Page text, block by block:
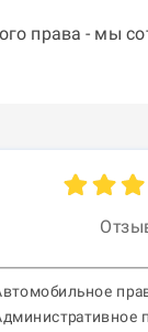
права - мы